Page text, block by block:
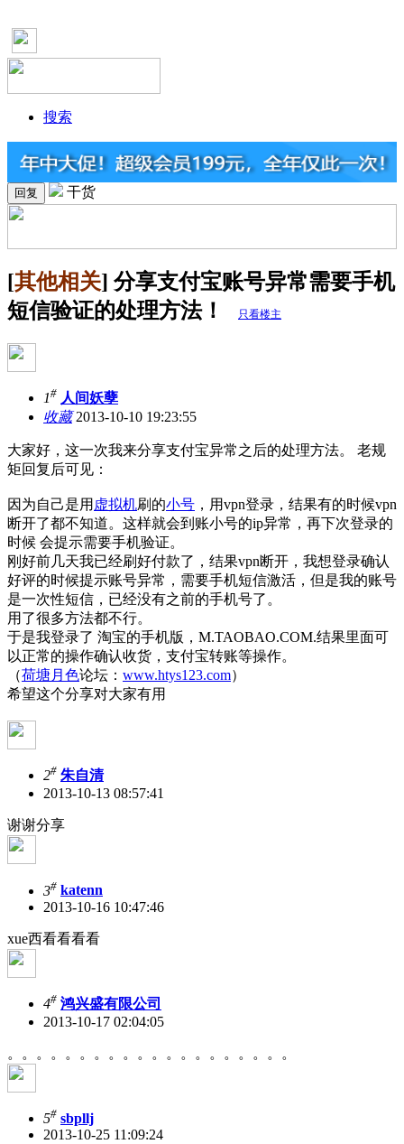
搜索
回复 干货
[其他相关] 分享支付宝账号异常需要手机
短信验证的处理方法！
只看楼主
1# 人间妖孽
收藏2013-10-10 19:23:55
大家好，这一次我来分享支付宝异常之后的处理方法。 老规
矩回复后可见：
因为自己是用 虚拟机刷的小号 ，用vpn登录，结果有的时候vpn
断开了都不知道。这样就会到账小号的ip异常，再下次登录的
时候 会提示需要手机验证。
刚好前几天我已经刷好付款了，结果vpn断开，我想登录确认
好评的时候提示账号异常，需要手机短信激活，但是我的账号
是一次性短信，已经没有之前的手机号了。
用了很多方法都不行。
于是我登录了 淘宝的手机版，M.TAOBAO.COM.结果里面可
以正常的操作确认收货，支付宝转账等操作。
（荷塘月色论坛： www.htys123.com）
希望这个分享对大家有用
2# 朱自清
2013-10-13 08:57:41
谢谢分享
3# katenn
2013-10-16 10:47:46
xue西看看看看
4# 鸿兴盛有限公司
2013-10-17 02:04:05
。。。。。。。。。。。。。。。。。。。。
5# sbpllj
2013-10-25 11:09:24